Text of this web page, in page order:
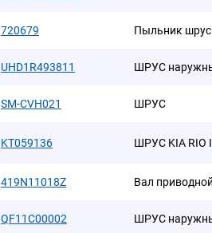
720679 Пыльник шрус
UHD1R493811 ШРУС
SM-CVH021 ШРУС
KT059136 ШРУС KIA RIO
419N11018Z Вал
QF11C00002 ШРУС